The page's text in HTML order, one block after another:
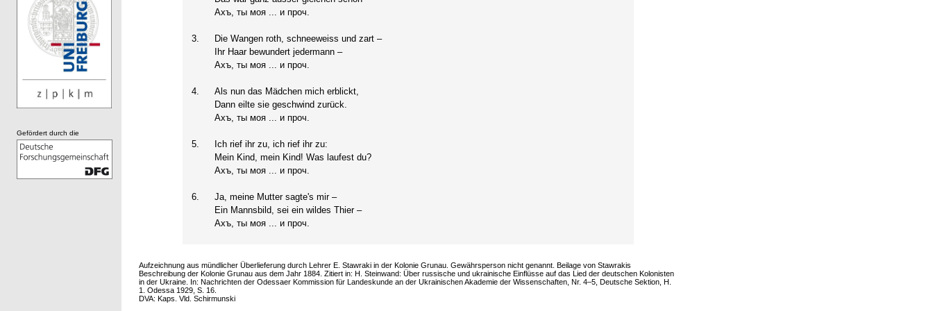
Ахъ, ты моя ... и проч.
3.
Die Wangen roth, schneeweiss und zart –
Ihr Haar bewundert jedermann –
Ахъ, ты моя ... и проч.
4.
Als nun das Mädchen mich erblickt,
Dann eilte sie geschwind zurück.
Ахъ, ты моя ... и проч.
5.
Ich rief ihr zu, ich rief ihr zu:
Mein Kind, mein Kind! Was laufest du?
Ахъ, ты моя ... и проч.
6.
Ja, meine Mutter sagte's mir –
Ein Mannsbild, sei ein wildes Thier –
Ахъ, ты моя ... и проч.
Aufzeichnung aus mündlicher Überlieferung durch Lehrer E. Stawraki in der Kolonie Grunau. Gewährsperson nicht genannt. Beilage von Stawrakis
Beschreibung der Kolonie Grunau aus dem Jahr 1884. Zitiert in: H. Steinwand: Über russische und ukrainische Einflüsse auf das Lied der deutschen Kolonisten
in der Ukraine. In: Nachrichten der Odessaer Kommission für Landeskunde an der Ukrainischen Akademie der Wissenschaften, Nr. 4–5, Deutsche Sektion, H.
1. Odessa 1929, S. 16.
DVA: Kaps. Vld. Schirmunski
Gefördert durch die